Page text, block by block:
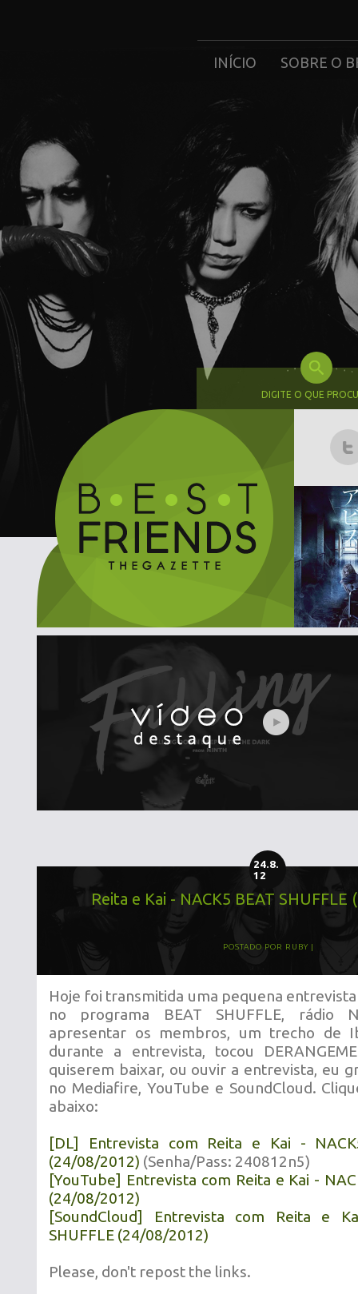
INÍCIO SOBRE O
DIGITE O QUE
24.8.
12
Reita e Kai - NACK5 BEAT
POSTADO POR RUBY
Hoje foi transmitida uma pequena entrevista
no programa BEAT SHUFFLE, rádio
apresentar os membros, um trecho de
durante a entrevista, tocou
quiserem baixar, ou ouvir a entrevista, eu
no Mediafire, YouTube e SoundCloud.
abaixo:
[DL] Entrevista com Reita e Kai -
(24/08/2012) (Senha/Pass: 240812n5)
[YouTube] Entrevista com Reita e Kai -
(24/08/2012)
[SoundCloud] Entrevista com Reita e
SHUFFLE (24/08/2012)
Please, don't repost the links.